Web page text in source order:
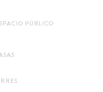
PÚBLICO